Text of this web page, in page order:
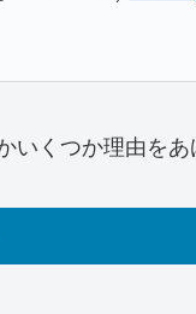
くつか理由をあ